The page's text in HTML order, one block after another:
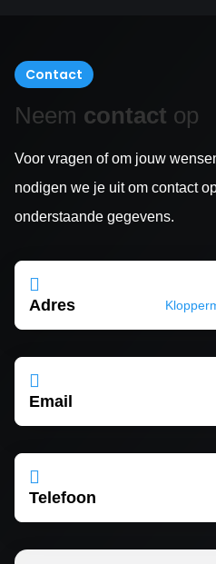
Contact
Neem contact op
Voor vragen of om jouw
nodigen we je uit om contact
onderstaande gegevens.

Adres

Email

Telefoon